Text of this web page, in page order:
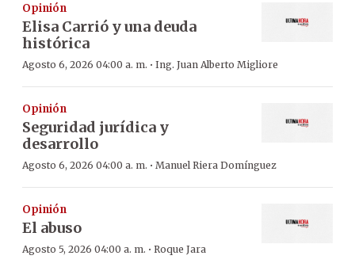
Opinión
Elisa Carrió y una deuda
histórica
Agosto 6, 2026 04:00 a. m. · Ing. Juan Alberto Migliore
Opinión
Seguridad jurídica y
desarrollo
Agosto 6, 2026 04:00 a. m. · Manuel Riera Domínguez
Opinión
El abuso
Agosto 5, 2026 04:00 a. m. · Roque Jara